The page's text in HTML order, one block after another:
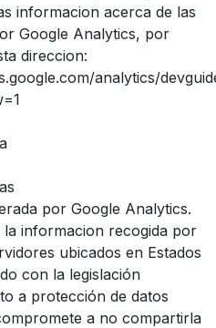
informacion acerca de las
Google Analytics, por
direccion:
analytics/
por Google Analytics.
la informacion recogida por
ubicados en Estados
con la legislación
a protección de datos
a no compartirla